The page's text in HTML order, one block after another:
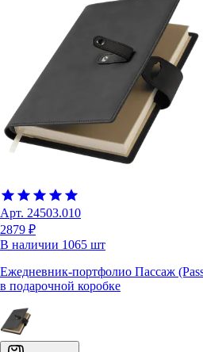
Арт. 24503.010
2879 ₽
В наличии 1065 шт
Ежедневник-портфолио Пассаж
в подарочной коробке